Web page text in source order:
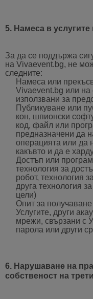
5. Намеса в услугите
За да се поддържа
на Vivaevent.bg, не
следните:
Намеса или
Vivaevent.bg или
използвани за
Публикуване или
кон, шпионски
код, файл или
предназначени да
операцията или да
какъвто и да е
Достъп или
технология за
робот, технология
друга технология
цели)
Опит за
Услугите, други
мрежи, свързани с
парола или други
6. Нарушаване на
собственост на